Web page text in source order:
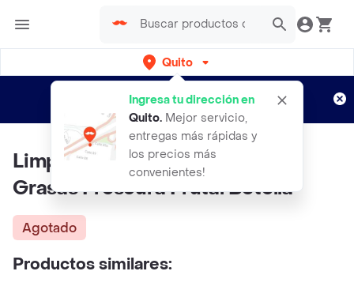
Quito
Ingresa tu dirección en
Quito. Mejor servicio,
entregas más rápidas y
los precios más
convenientes!
envíos gratis por semanas
Aplican TyC
Limpiador Desifectante Quita
Grasas Frescura Frutal Botella
Agotado
Productos similares: